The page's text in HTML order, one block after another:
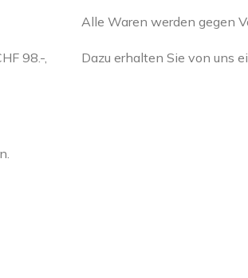
98.-,
Alle Waren werden gegen
Dazu erhalten Sie von uns